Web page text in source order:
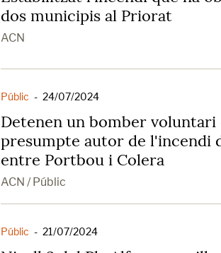
dos municipis al Priorat
ACN
Públic - 24/07/2024
Detenen un bomber voluntari
presumpte autor de l'incendi
entre Portbou i Colera
ACN / Públic
Públic - 21/07/2024